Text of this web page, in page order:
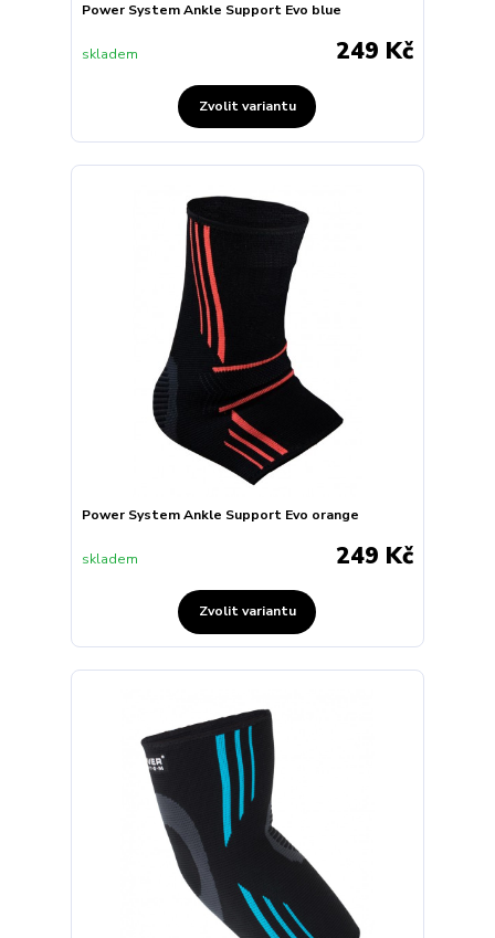
Power System Ankle Support Evo blue
249 Kč
skladem
Zvolit variantu
Power System Ankle Support Evo orange
249 Kč
skladem
Zvolit variantu